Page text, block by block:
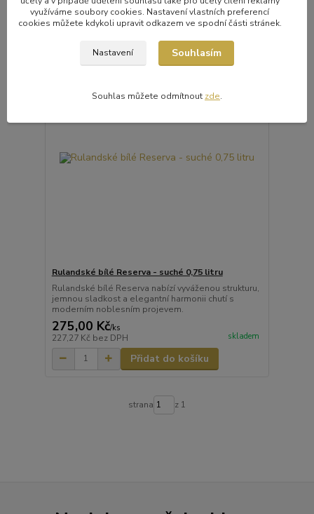
Přidat do košíku
Rulandské bílé Reserva - suché 0,75 litru
Rulandské bílé Reserva nabízí vyváženou strukturu,
jemnou sladkost a elegantní harmonii chutí s
moderním noblesním projevem.
275,00 Kč/ks
227,27 Kč bez DPH skladem
Přidat do košíku
strana z 1
využíváme soubory cookies. Nastavení vlastních preferencí
cookies můžete kdykoli upravit odkazem ve spodní části stránek.
Nastavení Souhlasím
Souhlas můžete odmítnout zde.